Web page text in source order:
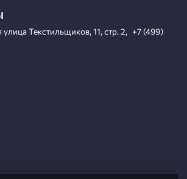
улица Текстильщиков, 11, стр. 2, +7 (499)